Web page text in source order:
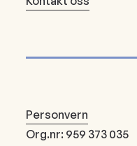
Personvern
Org.nr: 959 373 035